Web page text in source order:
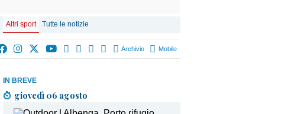
Altri sport Tutte le notizie
Archivio Mobile
IN BREVE
giovedì 06 agosto